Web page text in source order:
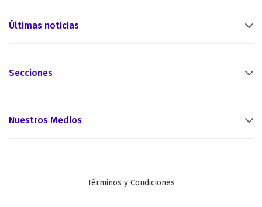
Últimas noticias
Secciones
Nuestros Medios
Términos y Condiciones